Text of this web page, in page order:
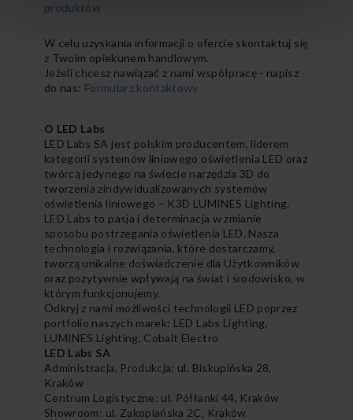
produktów
W celu uzyskania informacji o ofercie skontaktuj się
z Twoim opiekunem handlowym.
Jeżeli chcesz nawiązać z nami współpracę - napisz
do nas: Formularz kontaktowy
O LED Labs
LED Labs SA jest polskim producentem, liderem
kategorii systemów liniowego oświetlenia LED oraz
twórcą jedynego na świecie narzędzia 3D do
tworzenia zindywidualizowanych systemów
oświetlenia liniowego – K3D LUMINES Lighting.
LED Labs to pasja i determinacja w zmianie
sposobu postrzegania oświetlenia LED. Nasza
technologia i rozwiązania, które dostarczamy,
tworzą unikalne doświadczenie dla Użytkowników
oraz pozytywnie wpływają na świat i środowisko, w
którym funkcjonujemy.
Odkryj z nami możliwości technologii LED poprzez
portfolio naszych marek: LED Labs Lighting,
LUMINES Lighting, Cobalt Electro
LED Labs SA
Administracja, Produkcja: ul. Biskupińska 28,
Kraków
Centrum Logistyczne: ul. Półłanki 44, Kraków
Showroom: ul. Zakopiańska 2C, Kraków